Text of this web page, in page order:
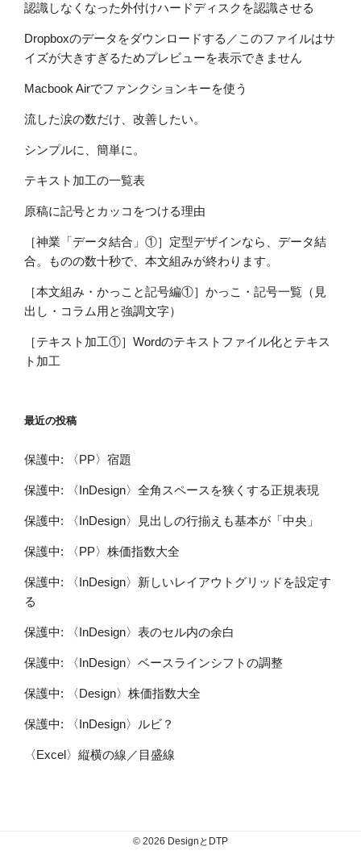
認識しなくなった外付けハードディスクを認識させる
Dropboxのデータをダウンロードする／このファイルはサ
イズが大きすぎるためプレビューを表示できません
Macbook Airでファンクションキーを使う
流した涙の数だけ、改善したい。
シンプルに、簡単に。
テキスト加工の一覧表
原稿に記号とカッコをつける理由
［神業「データ結合」①］定型デザインなら、データ結
合。ものの数十秒で、本文組みが終わります。
［本文組み・かっこと記号編①］かっこ・記号一覧（見
出し・コラム用と強調文字）
［テキスト加工①］Wordのテキストファイル化とテキス
ト加工
最近の投稿
保護中: 〈PP〉宿題
保護中: 〈InDesign〉全角スペースを狭くする正規表現
保護中: 〈InDesign〉見出しの行揃えも基本が「中央」
保護中: 〈PP〉株価指数大全
保護中: 〈InDesign〉新しいレイアウトグリッドを設定す
る
保護中: 〈InDesign〉表のセル内の余白
保護中: 〈InDesign〉ベースラインシフトの調整
保護中: 〈Design〉株価指数大全
保護中: 〈InDesign〉ルビ？
〈Excel〉縦横の線／目盛線
© 2026 DesignとDTP